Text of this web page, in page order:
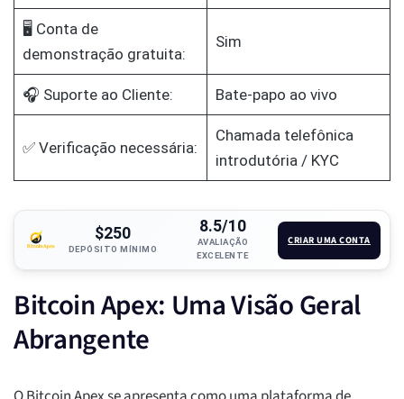
🖥️ Conta de
demonstração gratuita:
Sim
🎧 Suporte ao Cliente: Bate-papo ao vivo
✅ Verificação necessária:
Chamada telefônica
introdutória / KYC
$250
DEPÓSITO MÍNIMO
8.5/10
AVALIAÇÃO
EXCELENTE
CRIAR UMA CONTA
Bitcoin Apex: Uma Visão Geral
Abrangente